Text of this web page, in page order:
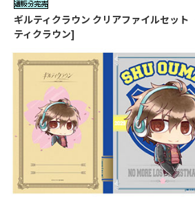
ギルティクラウン クリアファイルセット
ティクラウン]